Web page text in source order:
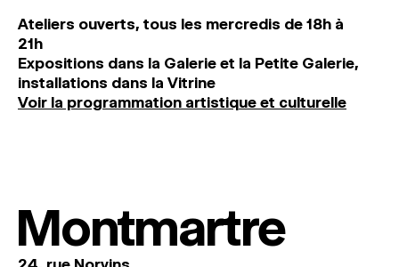
Ateliers ouverts, tous les mercredis de 18h à
21h
Expositions dans la Galerie et la Petite Galerie,
installations dans la Vitrine
Voir la programmation artistique et culturelle
Montmartre